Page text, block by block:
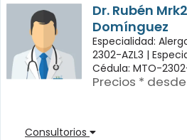
Dr. Rubén
Domínguez
Especialidad:
2302-AZL3 |
Cédula: MTO-
Precios * desde
Consultorios